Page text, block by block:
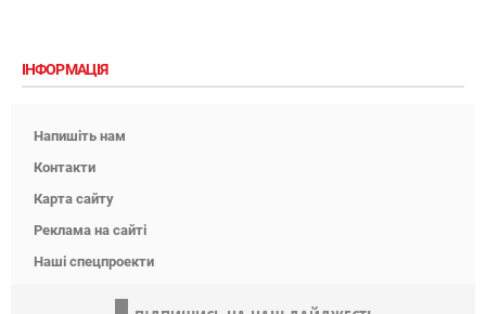
ІНФОРМАЦІЯ
Напишіть нам
Контакти
Карта сайту
Реклама на сайті
Наші спецпроекти